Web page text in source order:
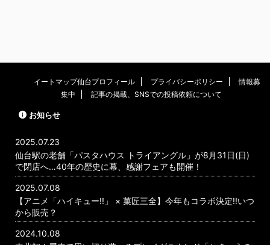
イートマップ仙台プロフィール プライバシーポリシー
情報募
集中
記事の掲載、SNSでの投稿依頼について
お知らせ
2025.07.23
仙台駅の老舗「パスタハウス トライアングル」が8月31日(日)
で閉店へ…40年の歴史に幕、感謝フェアも開催！
2025.07.08
【アニメ「ハイキュー!!」 × 菓匠三全】今年もコラボ決定!!いつ
から販売？
2024.10.08